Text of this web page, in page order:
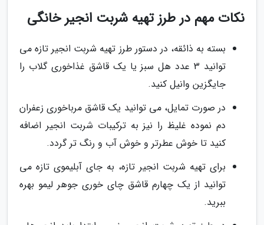
نکات مهم در طرز تهیه شربت انجیر خانگی
بسته به ذائقه، در دستور طرز تهیه شربت انجیر تازه می
توانید 3 عدد هل سبز یا یک قاشق غذاخوری گلاب را
جایگزین وانیل کنید.
در صورت تمایل، می توانید یک قاشق مرباخوری زعفران
دم نموده غلیظ را نیز به ترکیبات شربت انجیر اضافه
کنید تا خوش عطرتر و خوش آب و رنگ تر گردد.
برای تهیه شربت انجیر تازه، به جای آبلیموی تازه می
توانید از یک چهارم قاشق چای خوری جوهر لیمو بهره
ببرید.